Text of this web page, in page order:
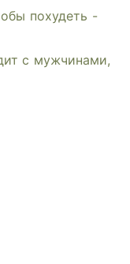
похудеть -
с мужчинами,